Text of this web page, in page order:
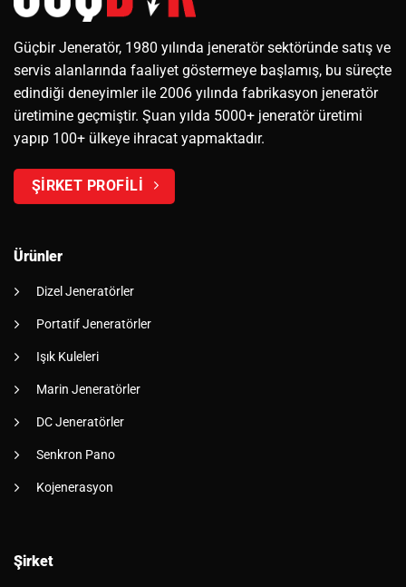
Güçbir Jeneratör, 1980 yılında jeneratör sektöründe satış ve
servis alanlarında faaliyet göstermeye başlamış, bu süreçte
edindiği deneyimler ile 2006 yılında fabrikasyon jeneratör
üretimine geçmiştir. Şuan yılda 5000+ jeneratör üretimi
yapıp 100+ ülkeye ihracat yapmaktadır.
ŞİRKET PROFİLİ
Ürünler
Dizel Jeneratörler
Portatif Jeneratörler
Işık Kuleleri
Marin Jeneratörler
DC Jeneratörler
Senkron Pano
Kojenerasyon
Şirket